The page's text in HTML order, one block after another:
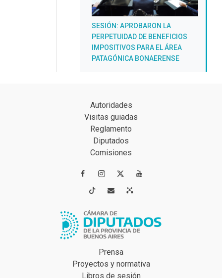
SESIÓN: APROBARON LA
PERPETUIDAD DE BENEFICIOS
IMPOSITIVOS PARA EL ÁREA
PATAGÓNICA BONAERENSE
Autoridades
Visitas guiadas
Reglamento
Diputados
Comisiones
 
 
Prensa
Proyectos y normativa
Libros de sesión